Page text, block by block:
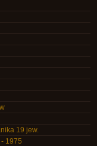
19 jew.
1975